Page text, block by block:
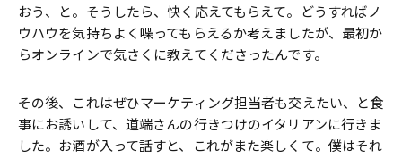
おう、と。そうしたら、快く応えてもらえて。どうすればノ
ウハウを気持ちよく喋ってもらえるか考えましたが、最初か
らオンラインで気さくに教えてくださったんです。
その後、これはぜひマーケティング担当者も交えたい、と食
事にお誘いして、道端さんの行きつけのイタリアンに行きま
した。お酒が入って話すと、これがまた楽しくて。僕はそれ